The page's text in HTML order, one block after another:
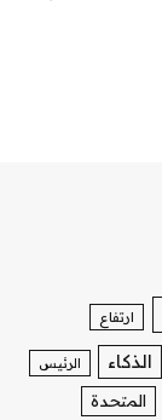
ارتفاع
الذكاء الرئيس
المتحدة